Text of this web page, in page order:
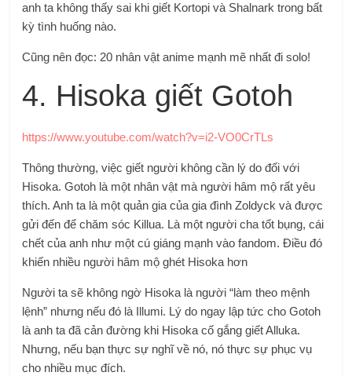
anh ta không thấy sai khi giết Kortopi và Shalnark trong bất
kỳ tình huống nào.
Cũng nên đọc: 20 nhân vật anime mạnh mẽ nhất đi solo!
4. Hisoka giết Gotoh
https://www.youtube.com/watch?v=i2-VO0CrTLs
Thông thường, việc giết người không cần lý do đối với
Hisoka. Gotoh là một nhân vật mà người hâm mộ rất yêu
thích. Anh ta là một quản gia của gia đình Zoldyck và được
gửi đến để chăm sóc Killua. Là một người cha tốt bụng, cái
chết của anh như một cú giáng mạnh vào fandom. Điều đó
khiến nhiều người hâm mộ ghét Hisoka hơn
Người ta sẽ không ngờ Hisoka là người “làm theo mệnh
lệnh” nhưng nếu đó là Illumi. Lý do ngay lập tức cho Gotoh
là anh ta đã cản đường khi Hisoka cố gắng giết Alluka.
Nhưng, nếu bạn thực sự nghĩ về nó, nó thực sự phục vụ
cho nhiều mục đích.